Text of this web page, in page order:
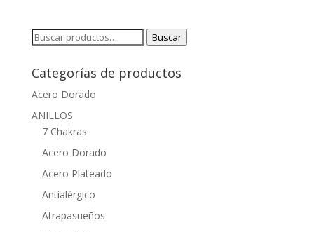
Buscar
Buscar
Categorías de productos
Acero Dorado
ANILLOS
7 Chakras
Acero Dorado
Acero Plateado
Antialérgico
Atrapasueños